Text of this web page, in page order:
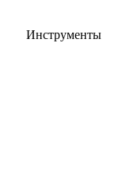
Инструменты